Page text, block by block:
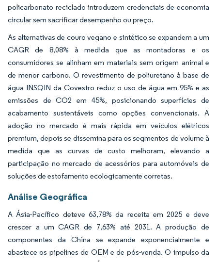
policarbonato reciclado introduzem credenciais de economia
circular sem sacrificar desempenho ou preço.
As alternativas de couro vegano e sintético se expandem a um
CAGR de 8,08% à medida que as montadoras e os
consumidores se alinham em materiais sem origem animal e
de menor carbono. O revestimento de poliuretano à base de
água INSQIN da Covestro reduz o uso de água em 95% e as
emissões de CO2 em 45%, posicionando superfícies de
acabamento sustentáveis como opções convencionais. A
adoção no mercado é mais rápida em veículos elétricos
premium, depois se dissemina para os segmentos de volume à
medida que as curvas de custo melhoram, elevando a
participação no mercado de acessórios para automóveis de
soluções de estofamento ecologicamente corretas.
Análise Geográfica
A Ásia-Pacífico deteve 63,78% da receita em 2025 e deve
crescer a um CAGR de 7,63% até 2031. A produção de
componentes da China se expande exponencialmente e
abastece os pipelines de OEM e de pós-venda. O impulso da